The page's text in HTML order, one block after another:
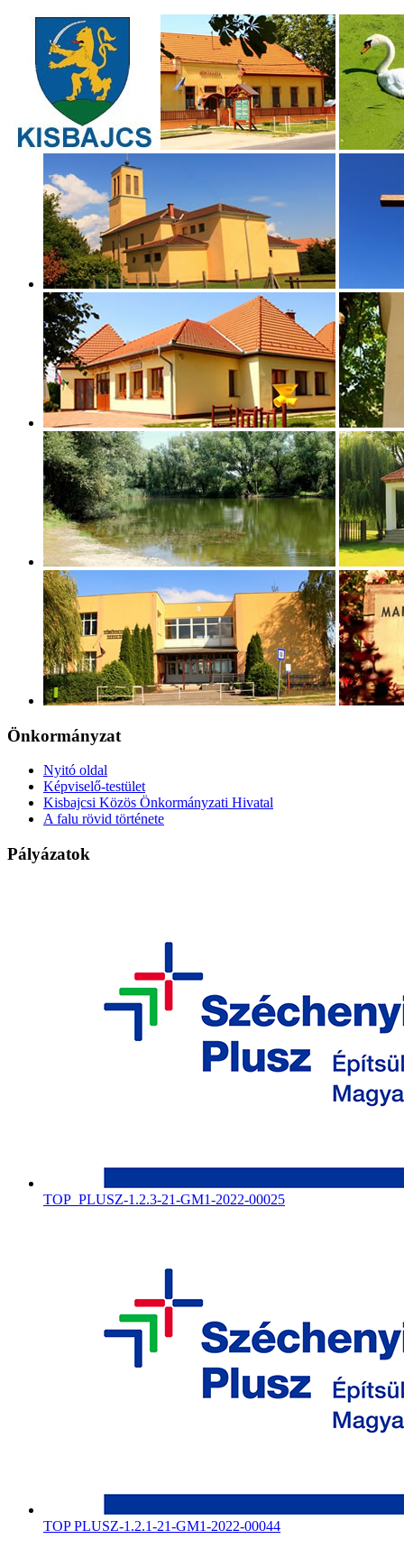
Önkormányzat
Nyitó oldal
Képviselő-testület
Kisbajcsi Közös Önkormányzati Hivatal
A falu rövid története
Pályázatok
TOP_PLUSZ-1.2.3-21-GM1-2022-00025
TOP PLUSZ-1.2.1-21-GM1-2022-00044